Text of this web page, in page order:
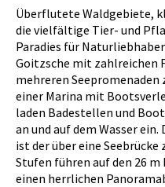
Überflutete Waldgebiete,
die vielfältige Tier- und
Paradies für
Goitzsche mit zahlreichen
mehreren Seepromenaden
einer Marina mit
laden Badestellen und
an und auf dem Wasser
ist der über eine
Stufen führen auf den 26
einen herrlichen